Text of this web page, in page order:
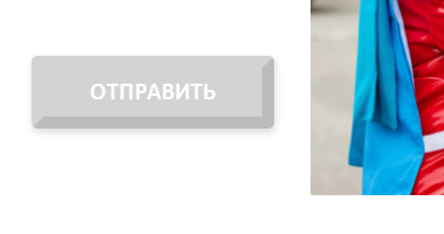
ОТПРАВИТЬ